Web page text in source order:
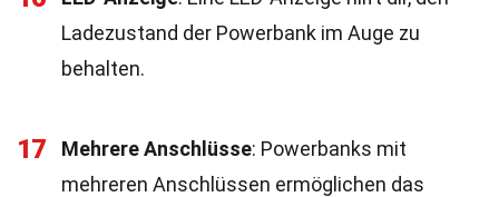
Ladezustand der Powerbank im Auge zu
behalten.
17 Mehrere Anschlüsse: Powerbanks mit
mehreren Anschlüssen ermöglichen das